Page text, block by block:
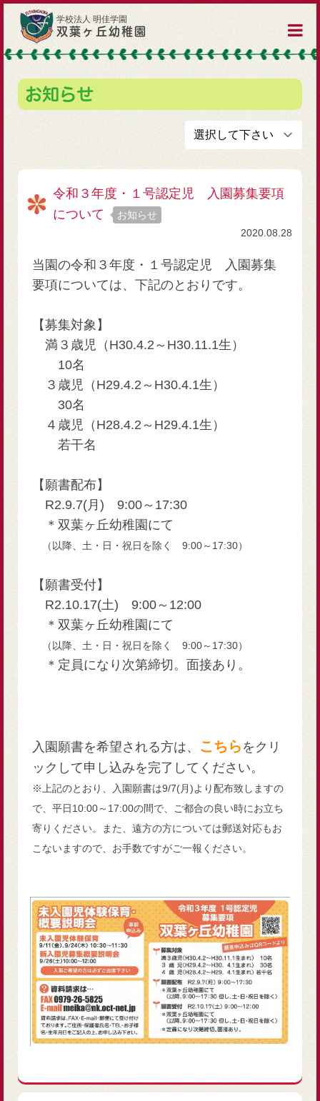
学校法人 明佳学園
双葉ヶ丘幼稚園
お知らせ
令和３年度・１号認定児 入園募集要項
について
お知らせ
2020.08.28
当園の令和３年度・１号認定児 入園募集
要項については、下記のとおりです。
【募集対象】
満３歳児（H30.4.2～H30.11.1生）
10名
３歳児（H29.4.2～H30.4.1生）
30名
４歳児（H28.4.2～H29.4.1生）
若干名
【願書配布】
R2.9.7(月) 9:00～17:30
＊双葉ヶ丘幼稚園にて
（以降、土・日・祝日を除く 9:00～17:30）
【願書受付】
R2.10.17(土) 9:00～12:00
＊双葉ヶ丘幼稚園にて
（以降、土・日・祝日を除く 9:00～17:30）
＊定員になり次第締切。面接あり。
入園願書を希望される方は、 こちら をクリ
ックして申し込みを完了してください。
※上記のとおり、入園願書は9/7(月)より配布致しますの
で、平日10:00～17:00の間で、ご都合の良い時にお立ち
寄りください。また、遠方の方については郵送対応もお
こないますので、お手数ですがご一報ください。